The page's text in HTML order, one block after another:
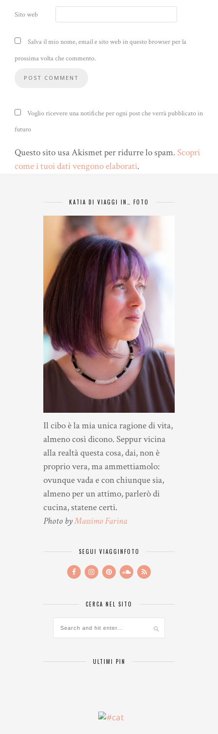
Sito web
Salva il mio nome, email e sito web in questo browser per la
prossima volta che commento.
Voglio ricevere una notifiche per ogni post che verrà pubblicato in
futuro
Questo sito usa Akismet per ridurre lo spam. Scopri
come i tuoi dati vengono elaborati.
KATIA DI VIAGGI IN… FOTO
Il cibo è la mia unica ragione di vita,
almeno così dicono. Seppur vicina
alla realtà questa cosa, dai, non è
proprio vera, ma ammettiamolo:
ovunque vada e con chiunque sia,
almeno per un attimo, parlerò di
cucina, statene certi.
Photo byMassimo Farina
SEGUI VIAGGINFOTO
CERCA NEL SITO
ULTIMI PIN